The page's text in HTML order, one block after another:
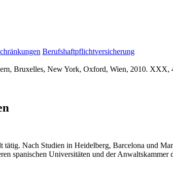
Berufshaftpflichtversicherung
Bruxelles, New York, Oxford, Wien, 2010. XXX,
tätig. Nach Studien in Heidelberg, Barcelona und
spanischen Universitäten und der Anwaltskammer